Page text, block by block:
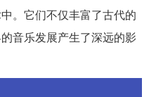
。它们不仅丰富了古代的
音乐发展产生了深远的影